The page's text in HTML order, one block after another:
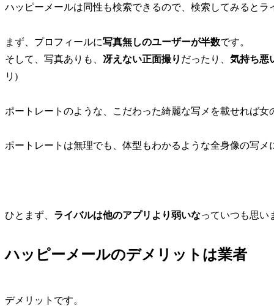
ハッピーメールは同性も検索できるので、検索してみると
まず、プロフィールに写真無しのユーザーが半数です。
そして、写真ありも、 冴えない正面撮り だったり、 気持ち悪
リ)
ポートレートのような、こだわった綺麗な写メを載せれば
ポートレートは無理でも、体型もわかるような全身像の写メ
ひとまず、 ライバルは他のアプリより弱いなっていつも思い
ハッピーメールのデメリットは業者
デメリットです。